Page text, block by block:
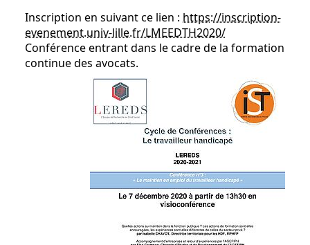
Inscription en suivant ce lien : https://inscription-
evenement.univ-lille.fr/LMEEDTH2020/
Conférence entrant dans le cadre de la formation
continue des avocats.